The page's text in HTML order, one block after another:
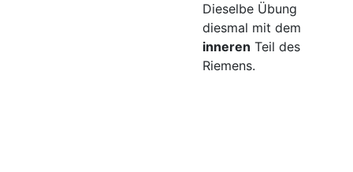
Dieselbe Übung
diesmal mit dem
inneren Teil des
Riemens.